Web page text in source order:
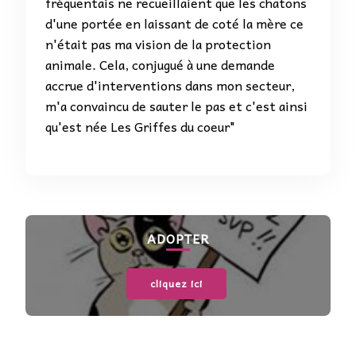
d'une portée en laissant de coté la mère ce
n'était pas ma vision de la protection
animale. Cela, conjugué à une demande
accrue d'interventions dans mon secteur,
m'a convaincu de sauter le pas et c'est ainsi
qu'est née Les Griffes du coeur"
ADOPTER
cliquez ici